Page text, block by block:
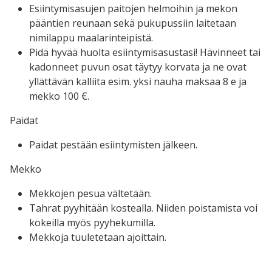
Esiintymisasujen paitojen helmoihin ja mekon
pääntien reunaan sekä pukupussiin laitetaan
nimilappu maalarinteipistä.
Pidä hyvää huolta esiintymisasustasi! Hävinneet tai
kadonneet puvun osat täytyy korvata ja ne ovat
yllättävän kalliita esim. yksi nauha maksaa 8 e ja
mekko 100 €.
Paidat
Paidat pestään esiintymisten jälkeen.
Mekko
Mekkojen pesua vältetään.
Tahrat pyyhitään kostealla. Niiden poistamista voi
kokeilla myös pyyhekumilla.
Mekkoja tuuletetaan ajoittain.